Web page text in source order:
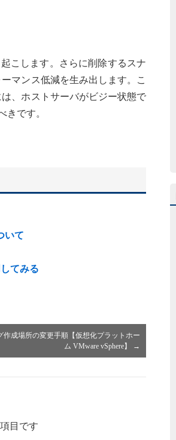
こします。さらに削除するスナ
マンス低減を生み出します。こ
、ホストサーバがビジー状態で
きです。
いて
てみる
作成場所の変更手順【仮想化プラットホー
ム VMware vSphere】
→
目です